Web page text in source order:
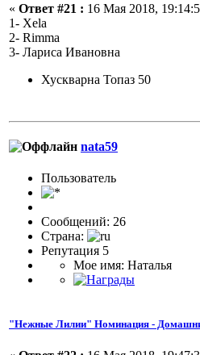
« Ответ #21 : 16 Мая 2018,
1- Xela
2- Rimma
3- Лариса Ивановна
Хускварна Топаз 50
nata59
Пользоватeль
Сообщений: 26
Страна:
Репутация 5
Мое имя: Наталья
"Нежные Лилии" Номинация -